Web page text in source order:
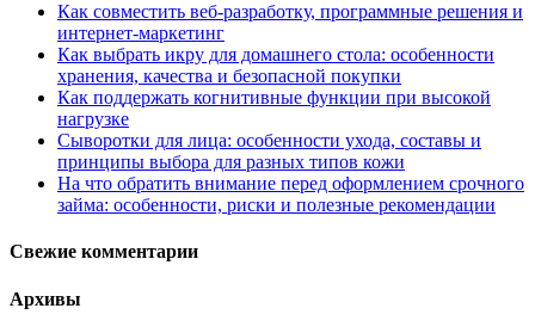
Как совместить веб-разработку, программные решения и
интернет-маркетинг
Как выбрать икру для домашнего стола: особенности
хранения, качества и безопасной покупки
Как поддержать когнитивные функции при высокой
нагрузке
Сыворотки для лица: особенности ухода, составы и
принципы выбора для разных типов кожи
На что обратить внимание перед оформлением срочного
займа: особенности, риски и полезные рекомендации
Свежие комментарии
Архивы